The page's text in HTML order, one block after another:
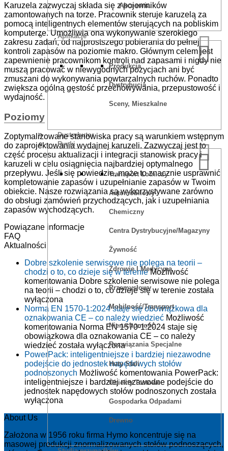
Akcesoria
Aplikacje
Produkcja
Dystrybucja
Sceny, Mieszkalne
Dystrybutor
Rynki
Transport Lotniczy
Automobilowy
Chemiczny
Centra Dystrybucyjne/magazyny
Żywność
Zdrowie I Medycyna
Przemysłowy
Mobilność/Transport
Nieruchomość
Rozwiązania Specjalne
Huty Stali
Obiekty Testowe
Gospodarka Odpadami
Drewno
Karuzela zazwyczaj składa się z pojemników
zamontowanych na torze. Pracownik steruje karuzelą za
pomocą inteligentnych elementów sterujących na pobliskim
komputerze. Umożliwia ona wykonywanie szerokiego
zakresu zadań, od najprostszego pobierania do pełnej
kontroli zapasów na poziomie makro. Głównym celem jest
zapewnienie pracownikom kontroli nad zapasami i nigdy nie
muszą pracować w niewygodnych pozycjach ani być
zmuszani do wykonywania powtarzalnych ruchów. Ponadto
zwiększa ogólną gęstość przechowywania, przepustowość i
wydajność.
Poziomy
Zoptymalizowane stanowiska pracy są warunkiem wstępnym
do zaprojektowania wydajnej karuzeli. Zazwyczaj jest to
część procesu aktualizacji i integracji stanowisk pracy i
karuzeli w celu osiągnięcia najbardziej optymalnego
przepływu. Jeśli się powiedzie, może to znacznie usprawnić
kompletowanie zapasów i uzupełnianie zapasów w Twoim
obiekcie. Nasze rozwiązania są wykorzystywane zarówno
do obsługi zamówień przychodzących, jak i uzupełniania
zapasów wychodzących.
Powiązane informacje
FAQ
Aktualności
Dobre szkolenie serwisowe nie polega na teorii –
chodzi o to, co dzieje się w terenie Możliwość
komentowania Dobre szkolenie serwisowe nie polega
na teorii – chodzi o to, co dzieje się w terenie została
wyłączona
Norma EN 1570-1:2024 staje się obowiązkowa dla
oznakowania CE – co należy wiedzieć Możliwość
komentowania Norma EN 1570-1:2024 staje się
obowiązkowa dla oznakowania CE – co należy
wiedzieć została wyłączona
PowerPack: inteligentniejsze i bardziej niezawodne
podejście do jednostek napędowych stołów
podnoszonych Możliwość komentowania PowerPack:
inteligentniejsze i bardziej niezawodne podejście do
jednostek napędowych stołów podnoszonych została
wyłączona
About Us
Założona w 1956 roku firma Hymo koncentruje się na
masowej produkcji znormalizowanych stołów podnoszących,